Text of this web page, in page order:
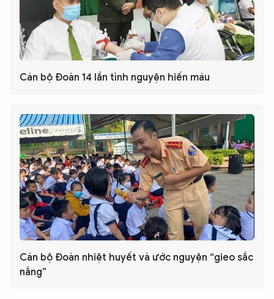
Cán bộ Đoàn 14 lần tình nguyện hiến máu
Cán bộ Đoàn nhiệt huyết và ước nguyện “gieo sắc
nắng”